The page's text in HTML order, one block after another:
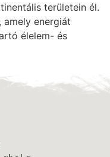
területein él.
energiát
élelem- és